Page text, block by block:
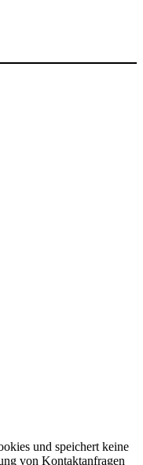
und speichert keine
von Kontaktanfragen